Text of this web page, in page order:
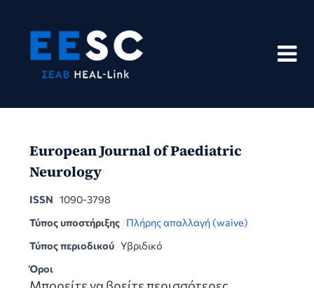
content
European Journal of Paediatric
Neurology
ISSN 1090-3798
Τύπος υποστήριξης Πλήρης απαλλαγή (waive)
Τύπος περιοδικού Υβριδικό
Όροι